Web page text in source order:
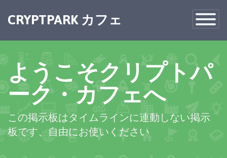
Toggle
CRYPTPARK カフェ
ようこそクリプトパ
ーク・カフェへ
この掲示板はタイムラインに連動しない掲示
板です、自由にお使いください